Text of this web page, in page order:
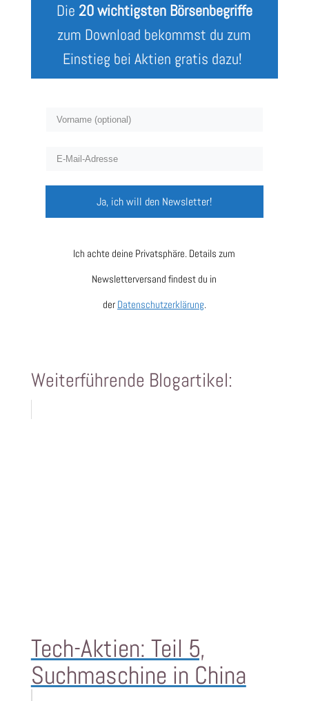
Die 20 wichtigsten Börsenbegriffe
zum Download bekommst du zum
Einstieg bei Aktien gratis dazu!
Ja, ich will den Newsletter!
Ich achte deine Privatsphäre. Details zum
Newsletterversand findest du in
der Datenschutzerklärung.
Weiterführende Blogartikel:
Tech-Aktien: Teil 5,
Suchmaschine in China